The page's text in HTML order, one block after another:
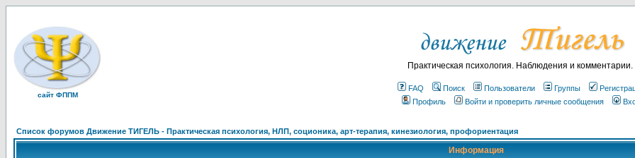
сайт ФППМ
Практическая психология. Наблюдения и комментарии.
FAQ Поиск Пользователи Группы
Профиль
Войти и проверить личные сообщения
Список форумов Движение ТИГЕЛЬ - Практическая психология, НЛП, соционика, арт-терапия, кинезиология, профориентация
Информация